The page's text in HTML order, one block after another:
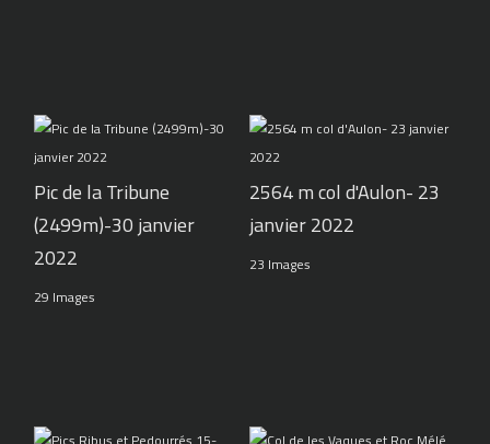
Pic de la Tribune
(2499m)-30 janvier
2022
29 Images
2564 m col d'Aulon- 23
janvier 2022
23 Images